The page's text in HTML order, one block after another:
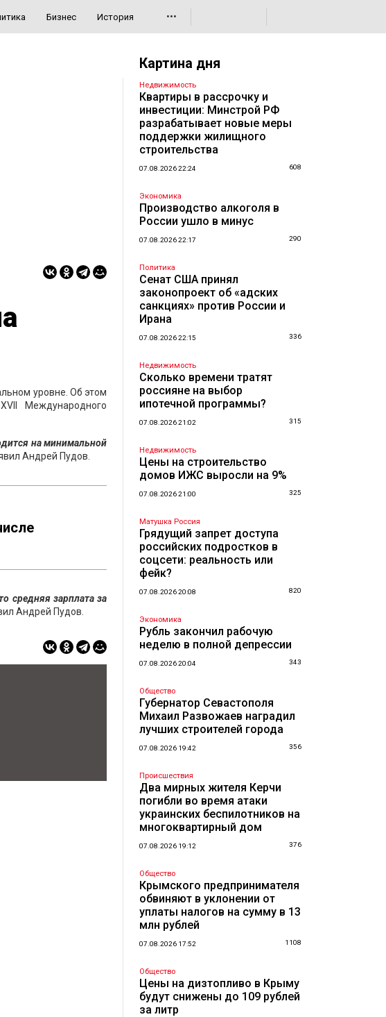
Бизнес История •••
уровне. Об этом
Международного
на минимальной
Андрей Пудов.
средняя зарплата за
Андрей Пудов.
Картина дня
Недвижимость
Квартиры в рассрочку и
инвестиции: Минстрой РФ
разрабатывает новые меры
поддержки жилищного
строительства
07.08.2026 22:24 608
Экономика
Производство алкоголя в
России ушло в минус
07.08.2026 22:17 290
Политика
Сенат США принял
законопроект об «адских
санкциях» против России и
Ирана
07.08.2026 22:15 336
Недвижимость
Сколько времени тратят
россияне на выбор
ипотечной программы?
07.08.2026 21:02 315
Недвижимость
Цены на строительство
домов ИЖС выросли на 9%
07.08.2026 21:00 325
Матушка Россия
Грядущий запрет доступа
российских подростков в
соцсети: реальность или
фейк?
07.08.2026 20:08 820
Экономика
Рубль закончил рабочую
неделю в полной депрессии
07.08.2026 20:04 343
Общество
Губернатор Севастополя
Михаил Развожаев наградил
лучших строителей города
07.08.2026 19:42 356
Происшествия
Два мирных жителя Керчи
погибли во время атаки
украинских беспилотников на
многоквартирный дом
07.08.2026 19:12 376
Общество
Крымского предпринимателя
обвиняют в уклонении от
уплаты налогов на сумму в 13
млн рублей
07.08.2026 17:52 1108
Общество
Цены на дизтопливо в Крыму
будут снижены до 109 рублей
за литр